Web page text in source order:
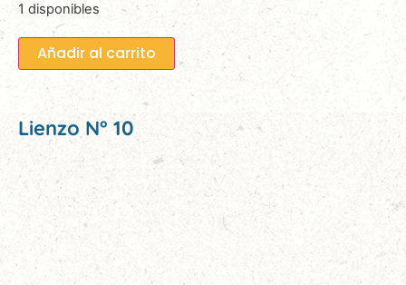
1 disponibles
Añadir al carrito
Lienzo N° 10